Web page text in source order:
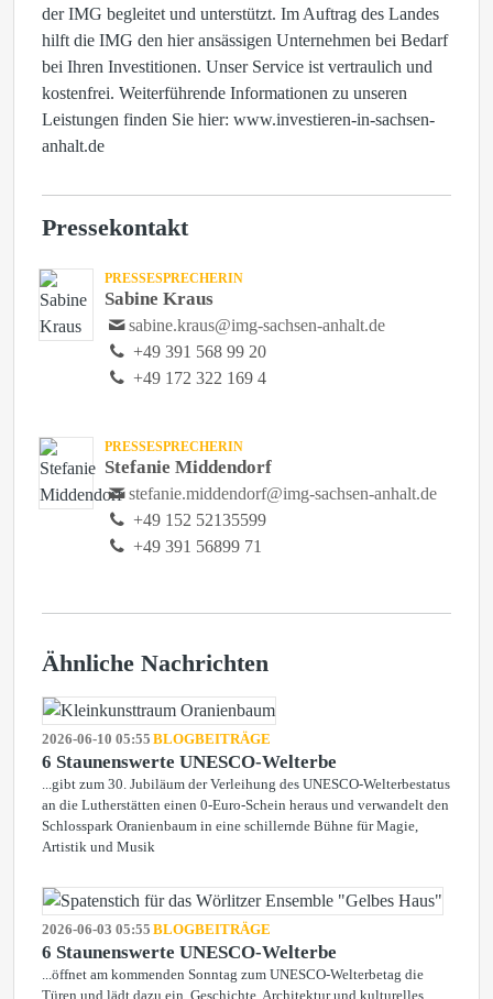
der IMG begleitet und unterstützt. Im Auftrag des Landes
hilft die IMG den hier ansässigen Unternehmen bei Bedarf
bei Ihren Investitionen. Unser Service ist vertraulich und
kostenfrei. Weiterführende Informationen zu unseren
Leistungen finden Sie hier: www.investieren-in-sachsen-
anhalt.de
Pressekontakt
PRESSESPRECHERIN
Sabine Kraus
sabine.kraus@img-sachsen-anhalt.de
+49 391 568 99 20
+49 172 322 169 4
PRESSESPRECHERIN
Stefanie Middendorf
stefanie.middendorf@img-sachsen-anhalt.de
+49 152 52135599
+49 391 56899 71
Ähnliche Nachrichten
2026-06-10 05:55 BLOGBEITRÄGE
6 Staunenswerte UNESCO-Welterbe
...gibt zum 30. Jubiläum der Verleihung des UNESCO-Welterbestatus
an die Lutherstätten einen 0-Euro-Schein heraus und verwandelt den
Schlosspark Oranienbaum in eine schillernde Bühne für Magie,
Artistik und Musik
2026-06-03 05:55 BLOGBEITRÄGE
6 Staunenswerte UNESCO-Welterbe
...öffnet am kommenden Sonntag zum UNESCO-Welterbetag die
Türen und lädt dazu ein, Geschichte, Architektur und kulturelles